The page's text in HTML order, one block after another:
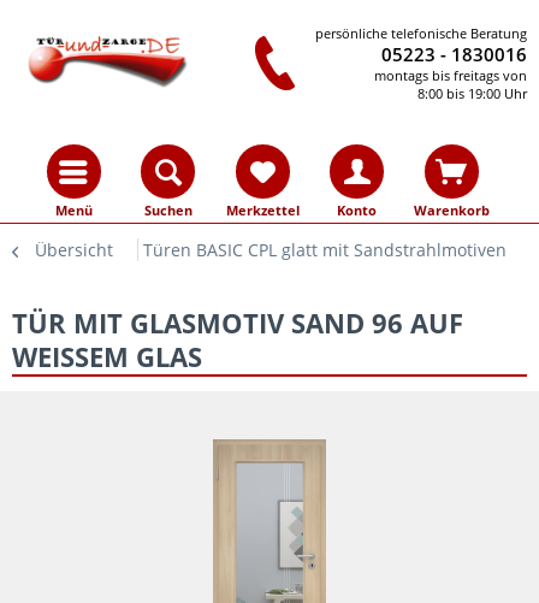
persönliche telefonische Beratung
05223 - 1830016
montags bis freitags von
8:00 bis 19:00 Uhr
Menü Suchen Merkzettel Konto Warenkorb
Übersicht Türen BASIC CPL glatt mit Sandstrahlmotiven
TÜR MIT GLASMOTIV SAND 96 AUF
WEISSEM GLAS